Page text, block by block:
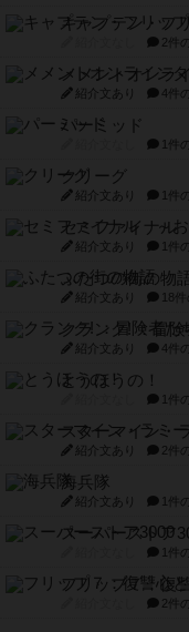
キャプテン・フ
2件
メメントオンラ
紹介文あり 4件
パーミッド
1件
クリーグ
紹介文あり 1件
セミファイナル
紹介文あり 1件
ふたつの街の物
紹介文あり 18
クランク! ：冒険
紹介文あり 4件
とうほうの！
1件
スターマイン・
紹介文あり 2件
海兵隊
紹介文あり 1件
スーパーストア
1件
フリップ７：復
2件